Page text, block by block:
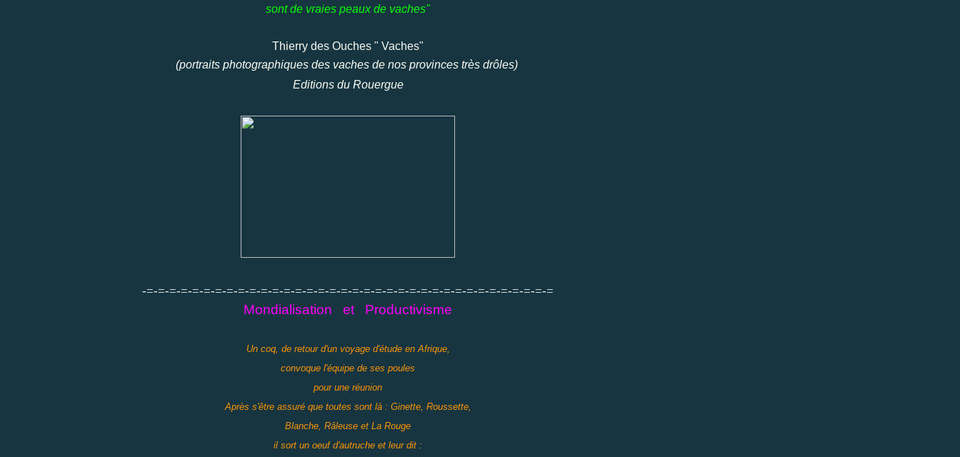
sont de vraies peaux de vaches"
Thierry des Ouches " Vaches"
(portraits photographiques des vaches de nos provinces très drôles)
Editions du Rouergue
-=-=-=-=-=-=-=-=-=-=-=-=-=-=-=-=-=-=-=-=-=-=-=-=-=-=-=-=-=-=-=-=-=-=-=-=
Mondialisation et Productivisme
Un coq, de retour d'un voyage d'étude en Afrique,
convoque l'équipe de ses poules
pour une réunion
Après s'être assuré que toutes sont là : Ginette, Roussette,
Blanche, Râleuse et La Rouge
il sort un oeuf d'autruche et leur dit :